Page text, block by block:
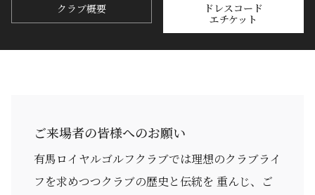
クラブ概要
ドレスコード
エチケット
ご来場者の皆様へのお願い
有馬ロイヤルゴルフクラブでは理想のクラブライ
フを求めつつクラブの歴史と伝統を 重んじ、ご